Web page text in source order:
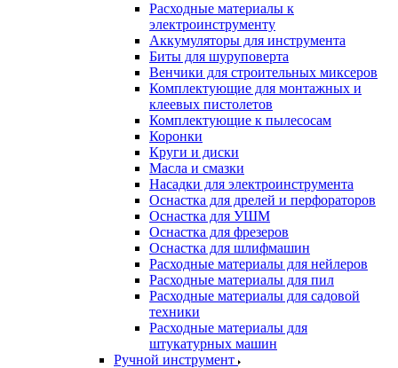
Расходные материалы к
электроинструменту
Аккумуляторы для инструмента
Биты для шуруповерта
Венчики для строительных миксеров
Комплектующие для монтажных и
клеевых пистолетов
Комплектующие к пылесосам
Коронки
Круги и диски
Масла и смазки
Насадки для электроинструмента
Оснастка для дрелей и перфораторов
Оснастка для УШМ
Оснастка для фрезеров
Оснастка для шлифмашин
Расходные материалы для нейлеров
Расходные материалы для пил
Расходные материалы для садовой
техники
Расходные материалы для
штукатурных машин
Ручной инструмент